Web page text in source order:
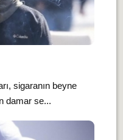
sigaranın beyne
damar se...